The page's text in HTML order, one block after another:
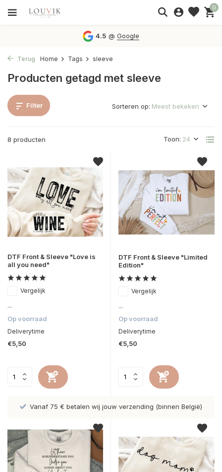
0
4.5 @Google
Terug Home Tags sleeve
Producten getagd met sleeve
Filter
8 producten Toon:
Sorteren op:
DTF Front & Sleeve "Love is
all you need"
Vergelijk
...
Op voorraad
Deliverytime
€5,50
DTF Front & Sleeve "Limited
Edition"
Vergelijk
...
Op voorraad
Deliverytime
€5,50
Vanaf 75 € betalen wij jouw verzending (binnen België)